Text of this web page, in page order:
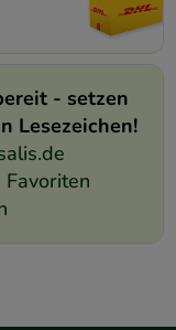
- setzen
Lesezeichen!
Favoriten